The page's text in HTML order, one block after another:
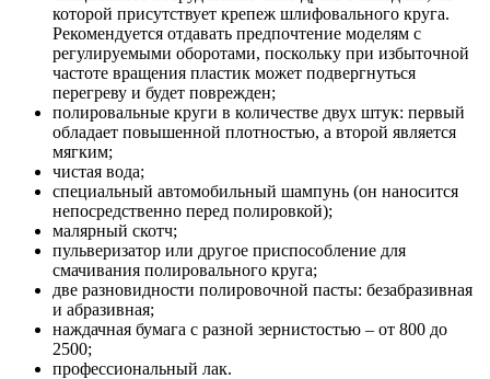
которой присутствует крепеж шлифовального круга.
Рекомендуется отдавать предпочтение моделям с
регулируемыми оборотами, поскольку при избыточной
частоте вращения пластик может подвергнуться
перегреву и будет поврежден;
полировальные круги в количестве двух штук: первый
обладает повышенной плотностью, а второй является
мягким;
чистая вода;
специальный автомобильный шампунь (он наносится
непосредственно перед полировкой);
малярный скотч;
пульверизатор или другое приспособление для
смачивания полировального круга;
две разновидности полировочной пасты: безабразивная
и абразивная;
наждачная бумага с разной зернистостью – от 800 до
2500;
профессиональный лак.